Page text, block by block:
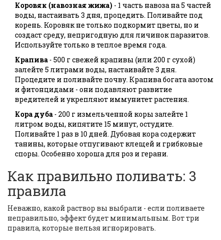
Коровяк (навозная жижа) - 1 часть навоза на 5 частей
воды, настаивать 3 дня, процедить. Поливайте под
корень. Коровяк не только подкормит цветы, но и
создаст среду, непригодную для личинок паразитов.
Используйте только в теплое время года.
Крапива - 500 г свежей крапивы (или 200 г сухой)
залейте 5 литрами воды, настаивайте 3 дня.
Процедите и поливайте почву. Крапива богата азотом
и фитонцидами - они подавляют развитие
вредителей и укрепляют иммунитет растения.
Кора дуба - 200 г измельченной коры залейте 1
литром воды, кипятите 15 минут, остудите.
Поливайте 1 раз в 10 дней. Дубовая кора содержит
танины, которые отпугивают клещей и грибковые
споры. Особенно хороша для роз и герани.
Как правильно поливать: 3
правила
Неважно, какой раствор вы выбрали - если поливаете
неправильно, эффект будет минимальным. Вот три
правила, которые нельзя игнорировать.